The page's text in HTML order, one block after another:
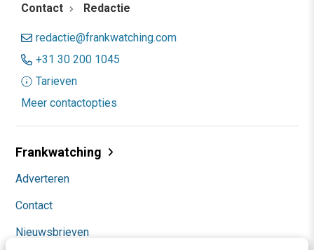
Contact Redactie
redactie@frankwatching.com
+31 30 200 1045
Tarieven
Meer contactopties
Frankwatching
Adverteren
Contact
Nieuwsbrieven